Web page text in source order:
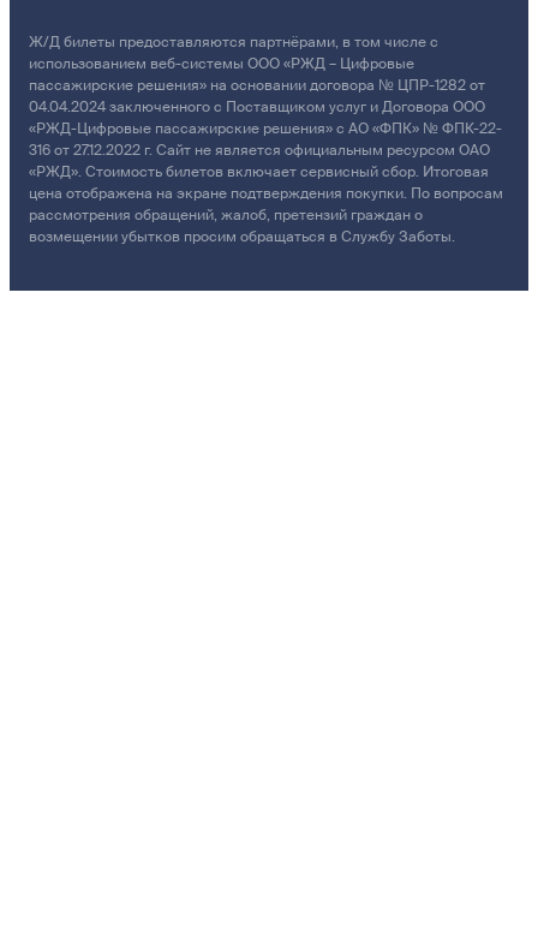
Ж/Д билеты предоставляются партнёрами, в том числе с
использованием веб-системы ООО «РЖД – Цифровые
пассажирские решения» на основании договора № ЦПР-1282 от
04.04.2024 заключенного с Поставщиком услуг и Договора ООО
«РЖД-Цифровые пассажирские решения» с АО «ФПК» № ФПК-22-
316 от 27.12.2022 г. Сайт не является официальным ресурсом ОАО
«РЖД». Стоимость билетов включает сервисный сбор. Итоговая
цена отображена на экране подтверждения покупки. По вопросам
рассмотрения обращений, жалоб, претензий граждан о
возмещении убытков просим обращаться в Службу Заботы.